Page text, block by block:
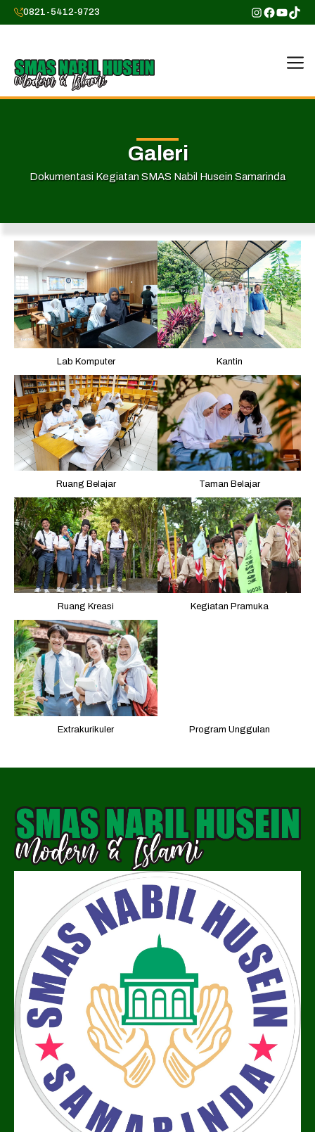
0821-5412-9723
Galeri
Dokumentasi Kegiatan SMAS Nabil Husein Samarinda
Lab Komputer Kantin
Ruang Belajar Taman Belajar
Ruang Kreasi Kegiatan Pramuka
Extrakurikuler Program Unggulan